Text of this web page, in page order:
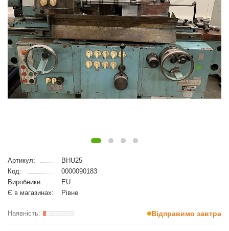
Артикул:
BHU25
Код:
0000090183
Виробники
EU
Є в магазинах:
Рівне
Відправимо завтра